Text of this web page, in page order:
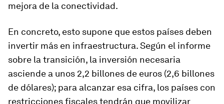
mejora de la conectividad.
En concreto, esto supone que estos países deben
invertir más en infraestructura. Según el informe
sobre la transición, la inversión necesaria
asciende a unos 2,2 billones de euros (2,6 billones
de dólares); para alcanzar esa cifra, los países con
restricciones fiscales tendrán que movilizar